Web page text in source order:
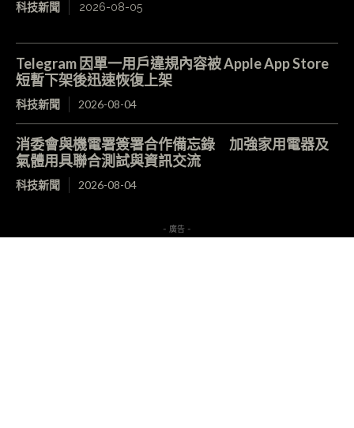
科技新聞 2026-08-05
Telegram 因單一用戶違規內容被 Apple App Store
短暫下架後迅速恢復上架
科技新聞 2026-08-04
消委會與機電署簽署合作備忘錄 加強家用電器及
氣體用具聯合測試與資訊交流
科技新聞 2026-08-04
- 廣告 -